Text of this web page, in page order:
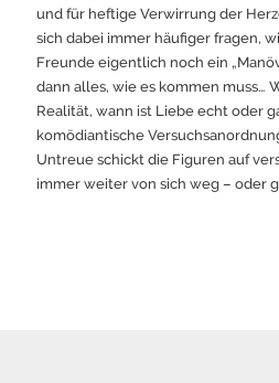
und für heftige Verwirrung der
sich dabei immer häufiger fragen,
Freunde eigentlich noch ein
dann alles, wie es kommen muss…
Realität, wann ist Liebe echt oder
komödiantische
Untreue schickt die Figuren auf
immer weiter von sich weg – oder